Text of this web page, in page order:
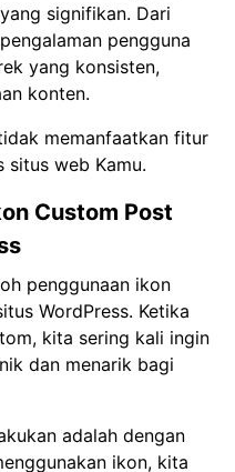
signifikan. Dari
pengguna
yang konsisten,
konten.
memanfaatkan fitur
situs web Kamu.
Custom Post
penggunaan ikon
WordPress. Ketika
kita sering kali ingin
dan menarik bagi
adalah dengan
ikon, kita